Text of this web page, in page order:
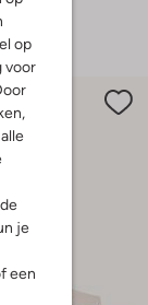
op
voor
je
een